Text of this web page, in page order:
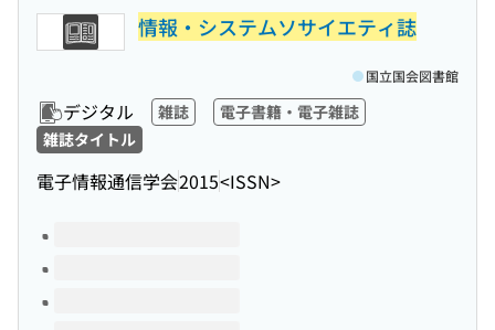
情報・システムソサイエティ誌
デジタル 雑誌
電子書籍・電子雑誌
雑誌タイトル
電子情報通信学会2015<ISSN>
国立国会図書館
このタイトルの巻号